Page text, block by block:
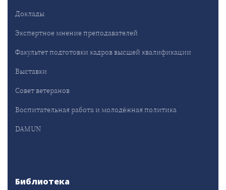
Доклады
Экспертное мнение преподавателей
Факультет подготовки кадров высшей квалификации
Выставки
Совет ветеранов
Воспитательная работа и молодёжная политика
DAMUN
Библиотека